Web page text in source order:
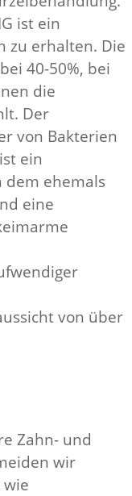
ist ein
zu erhalten. Die
40-50%, bei
die
Der
von Bakterien
ein
ehemals
eine
von über
Zahn- und
wir